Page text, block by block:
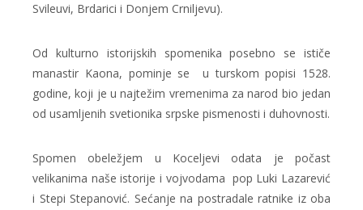
Svileuvi, Brdarici i Donjem Crniljevu).
Od kulturno istorijskih spomenika posebno se ističe
manastir Kaona, pominje se u turskom popisi 1528.
godine, koji je u najtežim vremenima za narod bio jedan
od usamljenih svetionika srpske pismenosti i duhovnosti.
Spomen obeležjem u Koceljevi odata je počast
velikanima naše istorije i vojvodama pop Luki Lazarević
i Stepi Stepanović. Sećanje na postradale ratnike iz oba